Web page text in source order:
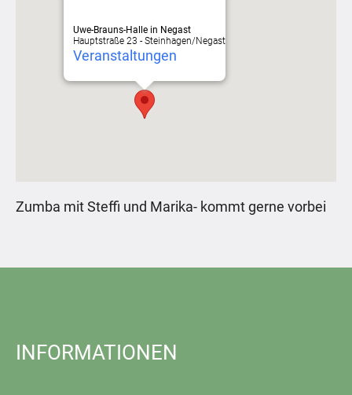
Uwe-Brauns-Halle in Negast
Hauptstraße 23 - Steinhagen/Negast
Veranstaltungen
Zumba mit Steffi und Marika- kommt gerne vorbei
INFORMATIONEN